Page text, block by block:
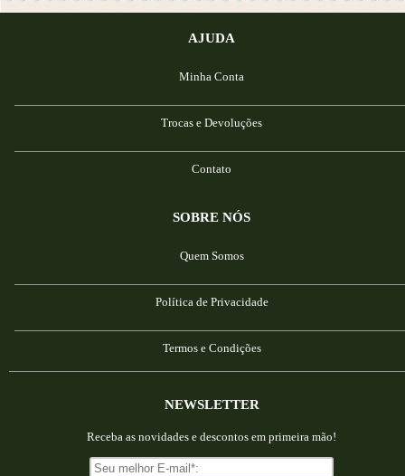
AJUDA
Minha Conta
Trocas e Devoluções
Contato
SOBRE NÓS
Quem Somos
Política de Privacidade
Termos e Condições
NEWSLETTER
Receba as novidades e descontos em primeira mão!